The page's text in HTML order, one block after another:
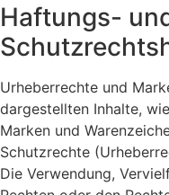
Haftungs-
Urheberrechte und
dargestellten Inhalte,
Marken und
Schutzrechte
Die Verwendung,